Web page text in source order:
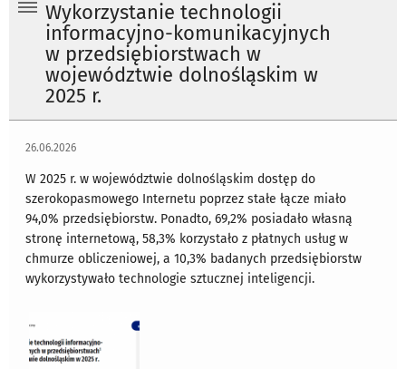
Wykorzystanie technologii
informacyjno-komunikacyjnych
w przedsiębiorstwach w
województwie dolnośląskim w
2025 r.
26.06.2026
W 2025 r. w województwie dolnośląskim dostęp do
szerokopasmowego Internetu poprzez stałe łącze miało
94,0% przedsiębiorstw. Ponadto, 69,2% posiadało własną
stronę internetową, 58,3% korzystało z płatnych usług w
chmurze obliczeniowej, a 10,3% badanych przedsiębiorstw
wykorzystywało technologie sztucznej inteligencji.